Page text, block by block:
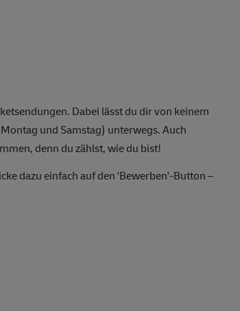
Dabei lässt du dir von keinem
und Samstag) unterwegs. Auch
denn du zählst, wie du bist!
dazu einfach auf den 'Bewerben'-Button –